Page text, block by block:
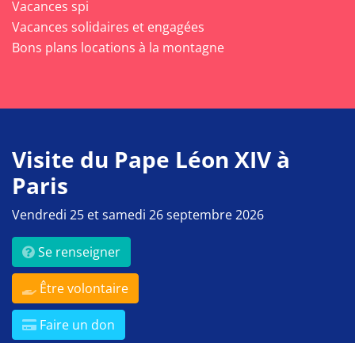
Vacances spi
Vacances solidaires et engagées
Bons plans locations à la montagne
Visite du Pape Léon XIV à
Paris
Vendredi 25 et samedi 26 septembre 2026
Se renseigner
Être volontaire
Faire un don